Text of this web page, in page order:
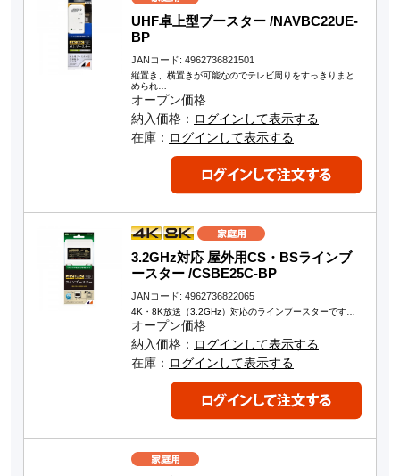
UHF卓上型ブースター /NAVBC22UE-
BP
JANコード: 4962736821501
縦置き、横置きが可能なのでテレビ周りをすっきりまと
められ…
オープン価格
納入価格： ログインして表示する
在庫： ログインして表示する
3.2GHz対応 屋外用CS・BSラインブ
ースター /CSBE25C-BP
JANコード: 4962736822065
4K・8K放送（3.2GHz）対応のラインブースターです…
オープン価格
納入価格： ログインして表示する
在庫： ログインして表示する